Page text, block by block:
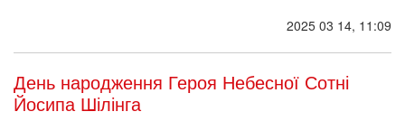
2025 03 14, 11:09
День народження Героя Небесної Сотні
Йосипа Шілінга